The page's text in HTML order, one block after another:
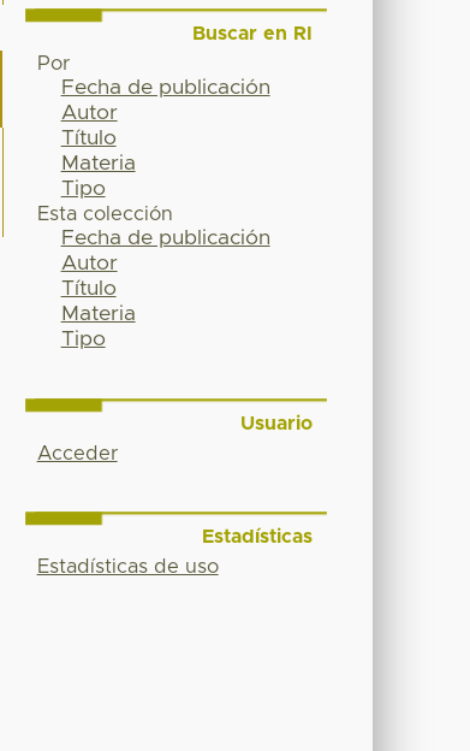
Buscar en RI
Por
Fecha de publicación
Autor
Título
Materia
Tipo
Esta colección
Fecha de publicación
Autor
Título
Materia
Tipo
Usuario
Acceder
Estadísticas
Estadísticas de uso